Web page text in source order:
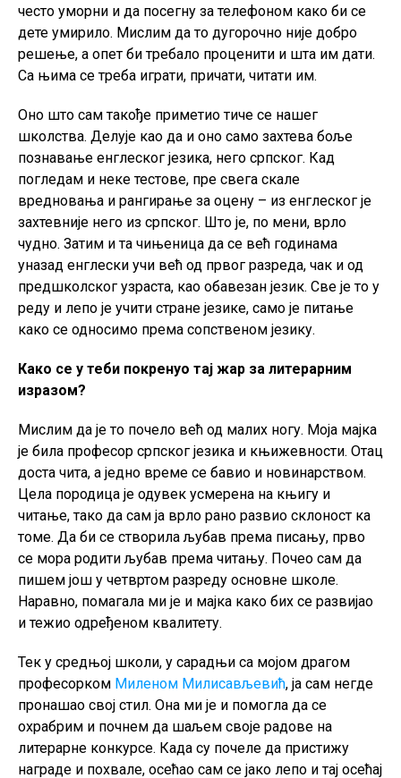
често уморни и да посегну за телефоном како би се
дете умирило. Мислим да то дугорочно није добро
решење, а опет би требало проценити и шта им дати.
Са њима се треба играти, причати, читати им.
Оно што сам такође приметио тиче се нашег
школства. Делује као да и оно само захтева боље
познавање енглеског језика, него српског. Кад
погледам и неке тестове, пре свега скале
вредновања и рангирање за оцену – из енглеског је
захтевније него из српског. Што је, по мени, врло
чудно. Затим и та чињеница да се већ годинама
уназад енглески учи већ од првог разреда, чак и од
предшколског узраста, као обавезан језик. Све је то у
реду и лепо је учити стране језике, само је питање
како се односимо према сопственом језику.
Како се у теби покренуо тај жар за литерарним
изразом?
Мислим да је то почело већ од малих ногу. Моја мајка
је била професор српског језика и књижевности. Отац
доста чита, а једно време се бавио и новинарством.
Цела породица је одувек усмерена на књигу и
читање, тако да сам ја врло рано развио склоност ка
томе. Да би се створила љубав према писању, прво
се мора родити љубав према читању. Почео сам да
пишем још у четвртом разреду основне школе.
Наравно, помагала ми је и мајка како бих се развијао
и тежио одређеном квалитету.
Тек у средњој школи, у сарадњи са мојом драгом
професорком Миленом Милисављевић, ја сам негде
пронашао свој стил. Она ми је и помогла да се
охрабрим и почнем да шаљем своје радове на
литерарне конкурсе. Када су почеле да пристижу
награде и похвале, осећао сам се јако лепо и тај осећај